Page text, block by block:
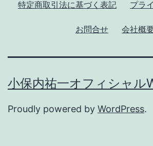
特定商取引法に基づく表記 プラ
お問合せ 会社概
小保内祐一オフィシャル
Proudly powered by WordPress.